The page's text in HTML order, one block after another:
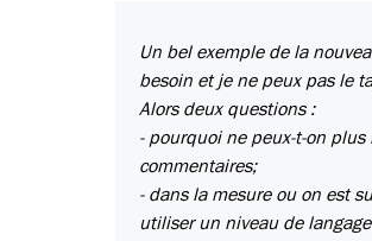
Un bel exemple de la
besoin et je ne peux pas le
Alors deux questions :
- pourquoi ne peux-t-on
commentaires;
- dans la mesure ou on est
utiliser un niveau de